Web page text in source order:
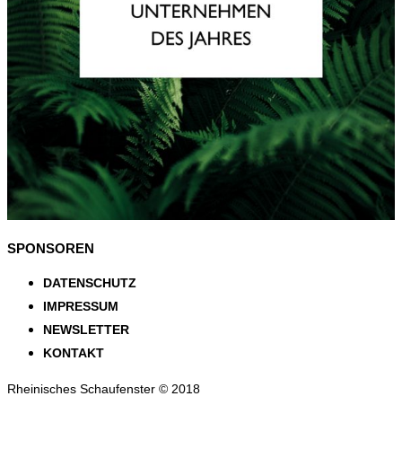
SPONSOREN
DATENSCHUTZ
IMPRESSUM
NEWSLETTER
KONTAKT
Rheinisches Schaufenster © 2018